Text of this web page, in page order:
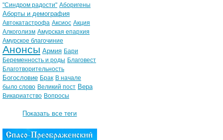
"Синдром радости" Аборигены
Аборты и демография
Автокатастрофа Аксиос Акция
Алкоголизм Амурская епархия
Амурское благочиние
Анонсы Армия Бари
Беременность и роды Благовест
Благотворительность
Богословие Брак В начале
было слово Великий пост Вера
Викариатство Вопросы
Показать все теги